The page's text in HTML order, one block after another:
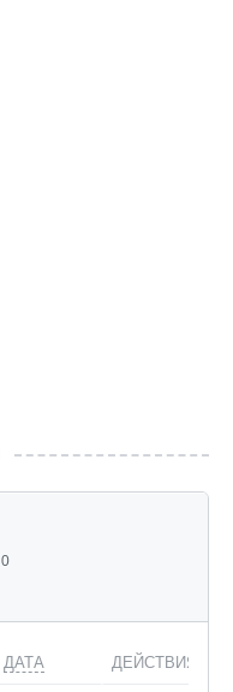
0
ДАТА ДЕЙСТВИЯ